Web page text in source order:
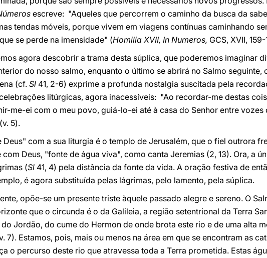
escreve: "Aqueles que percorrem o caminho da busca da
tendas móveis, porque vivem em viagens contínuas caminhando
se perde na imensidade" (Homilia XVII, In Numeros, GCS, XVII,
agora descobrir a trama desta súplica, que poderemos imaginar
do nosso salmo, enquanto o último se abrirá no Salmo seguinte,
(cf.Sl 41, 2-6) exprime a profunda nostalgia suscitada pela
litúrgicas, agora inacessíveis: "Ao recordar-me destas
me-ei com o meu povo, guiá-lo-ei até à casa do Senhor entre
5).
Deus" com a sua liturgia é o templo de Jerusalém, que o fiel outrora
Deus, "fonte de água viva", como canta Jeremias (2, 13). Ora, a
(Sl 41, 4) pela distância da fonte da vida. A oração festiva de
é agora substituída pelas lágrimas, pelo lamento, pela súplica.
opõe-se um presente triste àquele passado alegre e sereno. O
que o circunda é o da Galileia, a região setentrional da Terra
do Jordão, do cume do Hermon de onde brota este rio e de uma alta
7). Estamos, pois, mais ou menos na área em que se encontram as
o percurso deste rio que atravessa toda a Terra prometida. Estas